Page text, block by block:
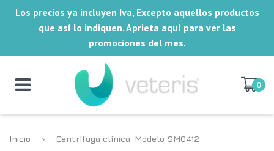
Los precios ya incluyen Iva, Excepto aquellos productos
que así lo indiquen. Aprieta aquí para ver las
promociones del mes.
0
Inicio › Centrífuga clínica. Modelo SM0412